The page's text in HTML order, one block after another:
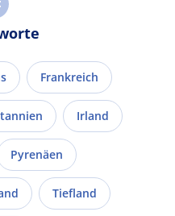
Frankreich
Irland
Pyrenäen
Tiefland